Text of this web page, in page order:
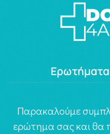
Παρακαλούμε
ερώτημα σας και